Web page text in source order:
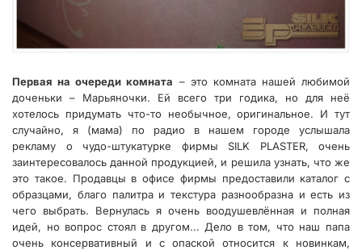
Первая на очереди комната – это комната нашей любимой
доченьки – Марьяночки. Ей всего три годика, но для неё
хотелось придумать что-то необычное, оригинальное. И тут
случайно, я (мама) по радио в нашем городе услышала
рекламу о чудо-штукатурке фирмы SILK PLASTER, очень
заинтересовалось данной продукцией, и решила узнать, что же
это такое. Продавцы в офисе фирмы предоставили каталог с
образцами, благо палитра и текстура разнообразна и есть из
чего выбрать. Вернулась я очень воодушевлённая и полная
идей, но вопрос стоял в другом... Дело в том, что наш папа
очень консервативный и с опаской относится к новинкам,